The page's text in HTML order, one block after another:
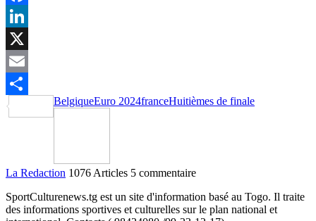
Facebook
LinkedIn
X
Email
Partager
BelgiqueEuro 2024franceHuitièmes de finale
La Redaction 1076 Articles 5 commentaire
SportCulturenews.tg est un site d'information basé au Togo. Il traite
des informations sportives et culturelles sur le plan national et